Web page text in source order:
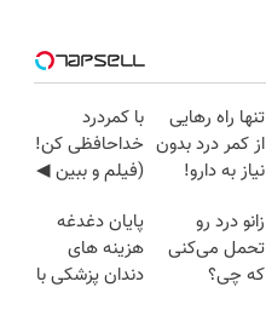
تنها راه رهایی
از کمر درد بدون
نیاز به دارو!
با کمردرد
خداحافظی کن!
(فیلم و ببین ◀
پرکن)
زانو درد رو
تحمل می‌کنی
که چی؟
پایان دغدغه
هزینه های
دندان پزشکی با